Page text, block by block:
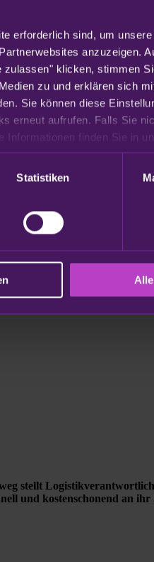
erforderlich sind, um
anzuzeigen.
klicken, stimmen
zu und erklären sich
Sie können diese
erneut aufrufen. Falls Sie
Statistiken
stellt
und kostenschonend an